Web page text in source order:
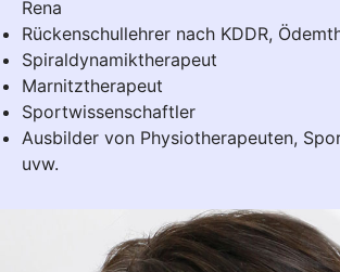
Rena
Rückenschul­lehrer nach KDDR,
Spiraldynamik­therapeut
Marnitz­therapeut
Sportwissen­schaftler
Ausbilder von Physio­therapeuten,
uvw.